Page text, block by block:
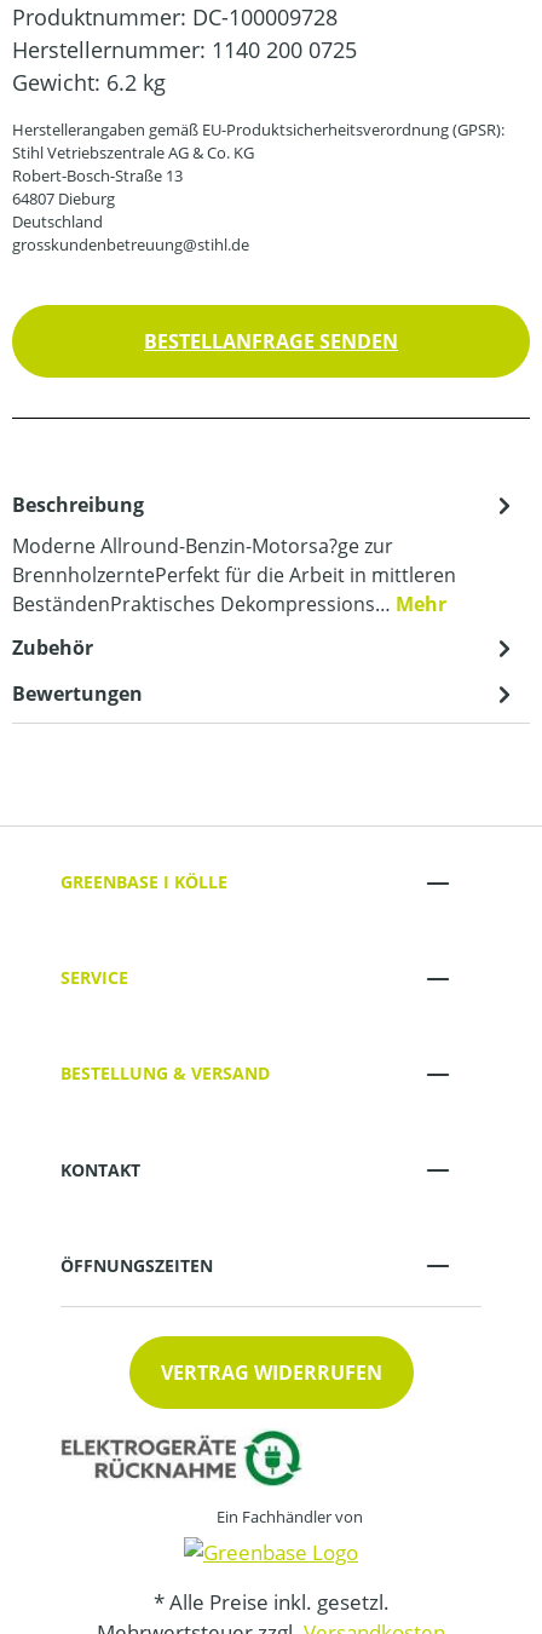
Produktnummer: DC-100009728
Herstellernummer: 1140 200 0725
Gewicht: 6.2 kg
Herstellerangaben gemäß EU-Produktsicherheitsverordnung (GPSR):
Stihl Vetriebszentrale AG & Co. KG
Robert-Bosch-Straße 13
64807 Dieburg
Deutschland
grosskundenbetreuung@stihl.de
BESTELLANFRAGE SENDEN
Beschreibung
Moderne Allround-Benzin-Motorsa?ge zur
BrennholzerntePerfekt für die Arbeit in mittleren
BeständenPraktisches Dekompressions… Mehr
Zubehör
Bewertungen
GREENBASE I KÖLLE
SERVICE
BESTELLUNG & VERSAND
KONTAKT
ÖFFNUNGSZEITEN
VERTRAG WIDERRUFEN
Ein Fachhändler von
* Alle Preise inkl. gesetzl.